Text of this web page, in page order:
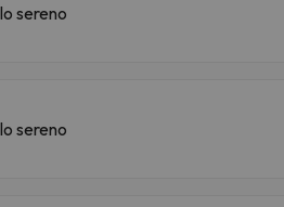
sereno
sereno